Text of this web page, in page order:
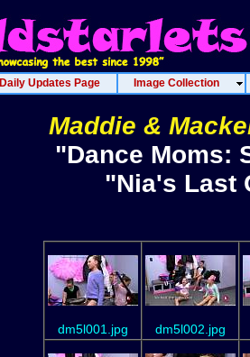
Daily Updates Page Image Collection
Maddie &
"Dance Moms:
"Nia's Last
dm5l001.jpg dm5l002.jpg